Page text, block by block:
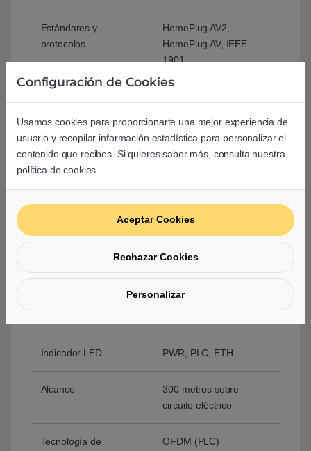
Estándares y
protocolos
HomePlug AV2,
HomePlug AV, IEEE
1901,
Tipo de Enchufe EU, UK, US
Interfaz
Consumo de potencia
Máximo: 2.7W
(220V/50Hz)
Standby: 0.5W
Indicador LED PWR, PLC, ETH
Alcance
300 metros sobre
circuito eléctrico
Tecnología de
OFDM (PLC)
Configuración de Cookies
Usamos cookies para proporcionarte una mejor experiencia de
usuario y recopilar información estadística para personalizar el
contenido que recibes. Si quieres saber más, consulta nuestra
política de cookies.
Aceptar Cookies
Rechazar Cookies
Personalizar